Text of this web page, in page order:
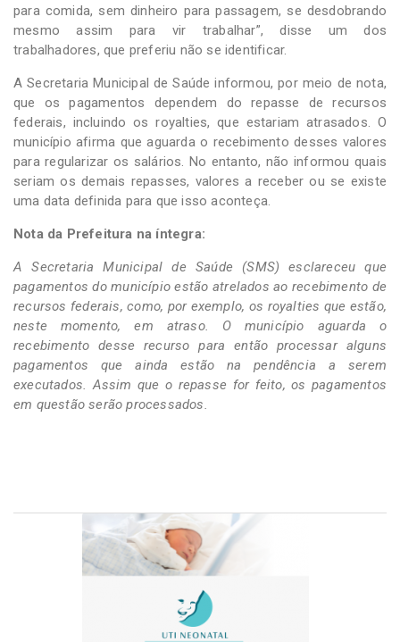
para comida, sem dinheiro para passagem, se desdobrando
mesmo assim para vir trabalhar”, disse um dos
trabalhadores, que preferiu não se identificar.
A Secretaria Municipal de Saúde informou, por meio de nota,
que os pagamentos dependem do repasse de recursos
federais, incluindo os royalties, que estariam atrasados. O
município afirma que aguarda o recebimento desses valores
para regularizar os salários. No entanto, não informou quais
seriam os demais repasses, valores a receber ou se existe
uma data definida para que isso aconteça.
Nota da Prefeitura na íntegra:
A Secretaria Municipal de Saúde (SMS) esclareceu que
pagamentos do município estão atrelados ao recebimento de
recursos federais, como, por exemplo, os royalties que estão,
neste momento, em atraso. O município aguarda o
recebimento desse recurso para então processar alguns
pagamentos que ainda estão na pendência a serem
executados. Assim que o repasse for feito, os pagamentos
em questão serão processados.